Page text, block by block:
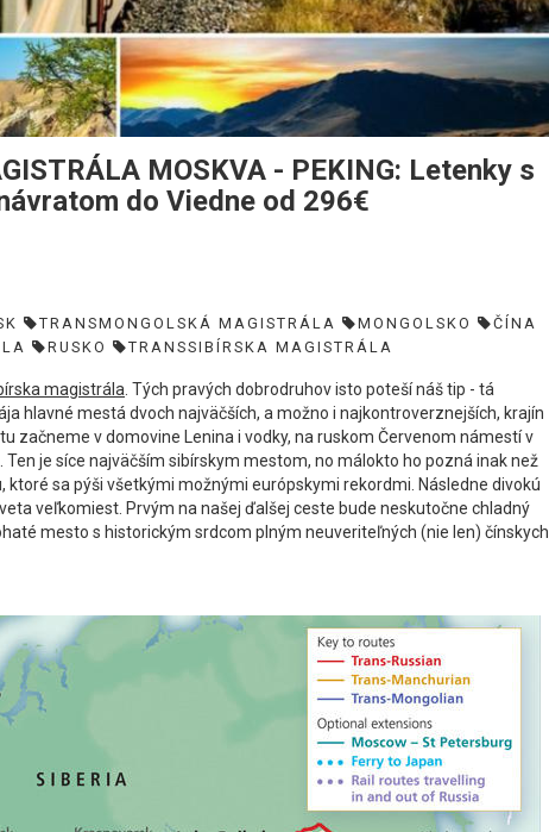
MOSKVA - PEKING: Letenky s
do Viedne od 296€
TRANSMONGOLSKÁ MAGISTRÁLA MONGOLSKO
ČÍNA
RUSKO TRANSSIBÍRSKA MAGISTRÁLA
magistrála . Tých pravých dobrodruhov isto poteší náš tip - tá
hlavné mestá dvoch najväčších, a možno i najkontroverznejších, krajín
začneme v domovine Lenina i vodky, na ruskom Červenom námestí v
Ten je síce najväčším sibírskym mestom, no málokto ho pozná inak než
ktoré sa pýši všetkými možnými európskymi rekordmi. Následne divokú
veľkomiest. Prvým na našej ďalšej ceste bude neskutočne chladný
mesto s historickým srdcom plným neuveriteľných (nie len) čínskych